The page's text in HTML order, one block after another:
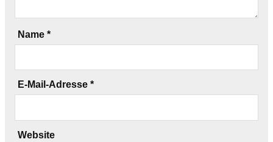
Name *
E-Mail-Adresse *
Website